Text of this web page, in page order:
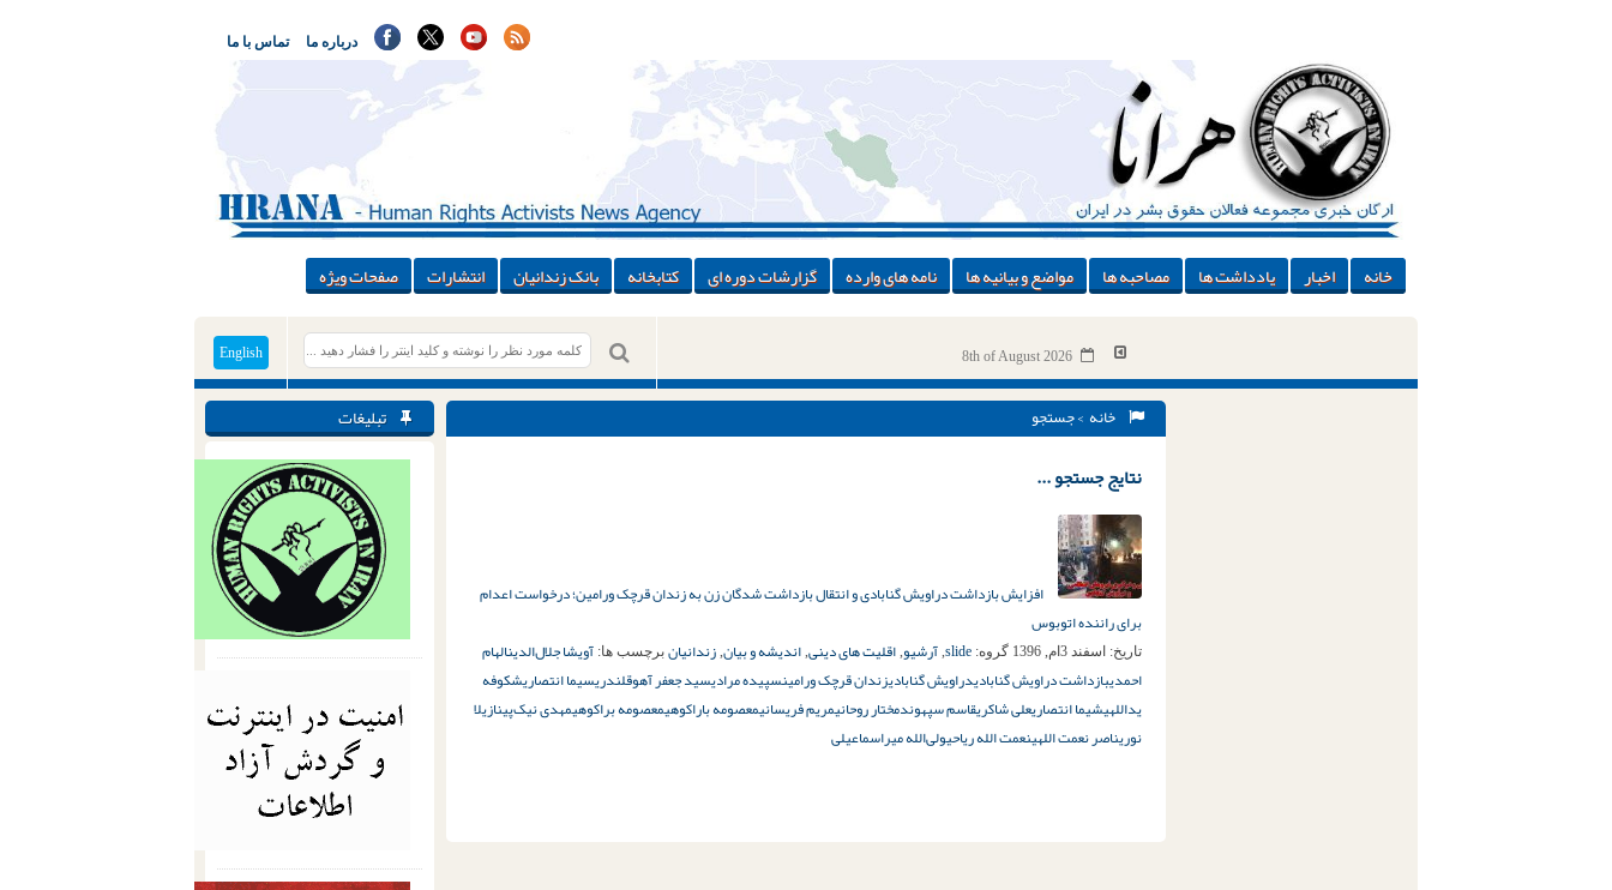
تماس با ما درباره ما
خانه اخبار یادداشت ها مصاحبه ها مواضع و بیانیه ها نامه های وارده گزارشات دوره ای کتابخانه بانک زندانیان انتشارات صفحات ویژه
English 8th of August 2026
تبلیغات خانه > جستجو
نتایج جستجو ...
افزایش بازداشت دراویش گنابادی و انتقال بازداشت شدگان زن به زندان قرچک ورامین؛ درخواست اعدام
برای راننده اتوبوس
تاریخ: اسفند 3ام, 1396 گروه: slide
, آرشیو, اقلیت های دینی, اندیشه و بیان, زندانیان برچسب ها: آویشا جلال‌الدینالهام
احمدیبازداشت دراویش گنابادیدراویش گنابادیزندان قرچک ورامینسپیده مرادیسید جعفر آهوقلندریسیما انتصاریشکوفه
یداللهیشیما انتصاریعلی شاکریقاسم سپهوندمختار روحانیمریم فریسانیمعصومه باراکوهیمعصومه براکوهیمهدی نیک‌پینازیلا
نوریناصر نعمت اللهینعمت الله ریاحیولی‌الله میراسماعیلی